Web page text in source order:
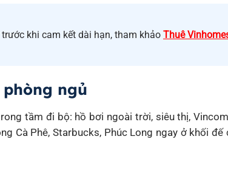
khi cam kết dài hạn, tham khảo Thuê
ngủ
tầm đi bộ: hồ bơi ngoài trời, siêu thị,
Cà Phê, Starbucks, Phúc Long ngay ở khối